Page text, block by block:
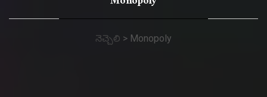
నెచ్చెలి > Monopoly